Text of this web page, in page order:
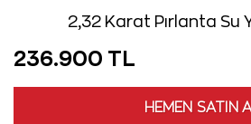
2,32 Karat Pırlanta Su
236.900 TL
HEMEN SATIN